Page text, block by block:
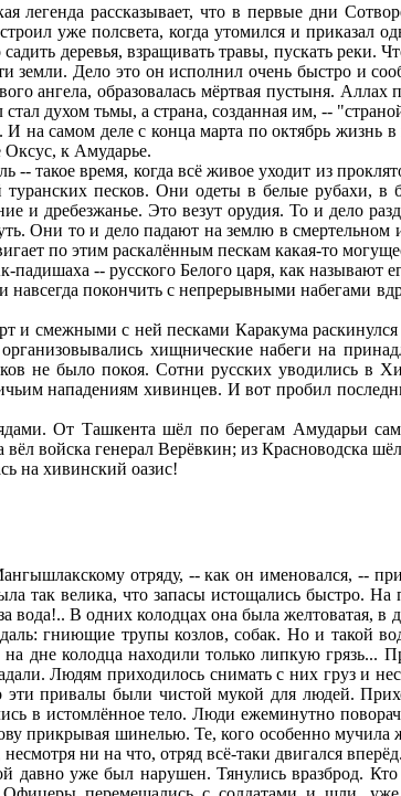
легенда рассказывает, что в первые дни
уже полсвета, когда утомился и приказал
деревья, взращивать травы, пускать реки.
земли. Дело это он исполнил очень быстро и
ангела, образовалась мёртвая пустыня.
стал духом тьмы, а страна, созданная им, --
И на самом деле с конца марта по октябрь
Оксус, к Амударье.
-- такое время, когда всё живое уходит из
туранских песков. Они одеты в белые
и дребезжанье. Это везут орудия. То и дело
Они то и дело падают на землю в смертельном
по этим раскалённым пескам какая-то
-- русского Белого царя, как называют
покончить с непрерывными набегами
и смежными с ней песками Каракума
хищнические набеги на
не было покоя. Сотни русских уводились в
нападениям хивинцев. И вот пробил
От Ташкента шёл по берегам Амударьи
войска генерал Верёвкин; из Красноводска
на хивинский оазис!
отряду, -- как он именовался, --
так велика, что запасы истощались быстро. На
вода!.. В одних колодцах она была желтоватая, в
гниющие трупы козлов, собак. Но и такой
на дне колодца находили только липкую
Людям приходилось снимать с них груз и
эти привалы были чистой мукой для людей.
в истомлённое тело. Люди ежеминутно
прикрывая шинелью. Те, кого особенно
ни на что, отряд всё-таки двигался вперёд.
давно уже был нарушен. Тянулись вразброд.